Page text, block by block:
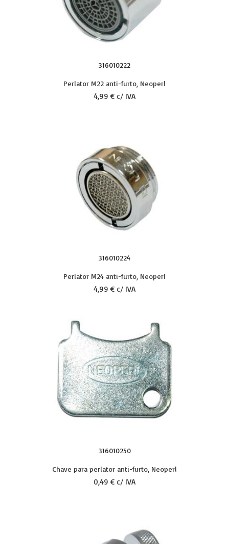
316010222
Perlator M22 anti-furto, Neoperl
4,99 € c/ IVA
316010224
Perlator M24 anti-furto, Neoperl
4,99 € c/ IVA
316010250
Chave para perlator anti-furto, Neoperl
0,49 € c/ IVA